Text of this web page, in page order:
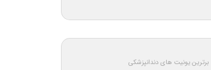
برترین یونیت های دندانپزشکی